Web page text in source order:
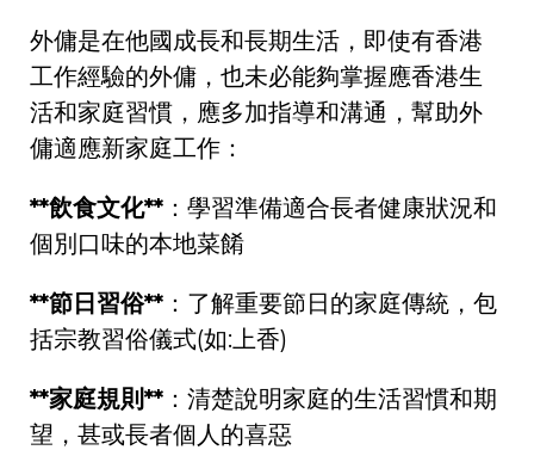
外傭是在他國成長和長期生活，即使有香港
工作經驗的外傭，也未必能夠掌握應香港生
活和家庭習慣，應多加指導和溝通，幫助外
傭適應新家庭工作：
**飲食文化** ：學習準備適合長者健康狀況和
個別口味的本地菜餚
**節日習俗** ：了解重要節日的家庭傳統，包
括宗教習俗儀式(如: 上香)
**家庭規則** ：清楚說明家庭的生活習慣和期
望，甚或長者個人的喜惡